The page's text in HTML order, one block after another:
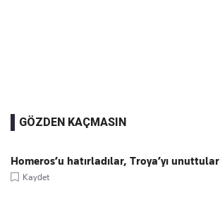
GÖZDEN KAÇMASIN
Homeros’u hatırladılar, Troya’yı unuttular
Kaydet